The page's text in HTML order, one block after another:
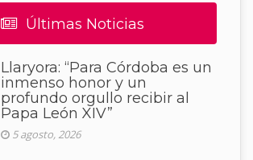
Últimas Noticias
Llaryora: “Para Córdoba es un
inmenso honor y un
profundo orgullo recibir al
Papa León XIV”
5 agosto, 2026